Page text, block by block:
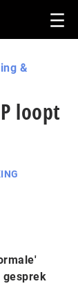
&
loopt
gesprek